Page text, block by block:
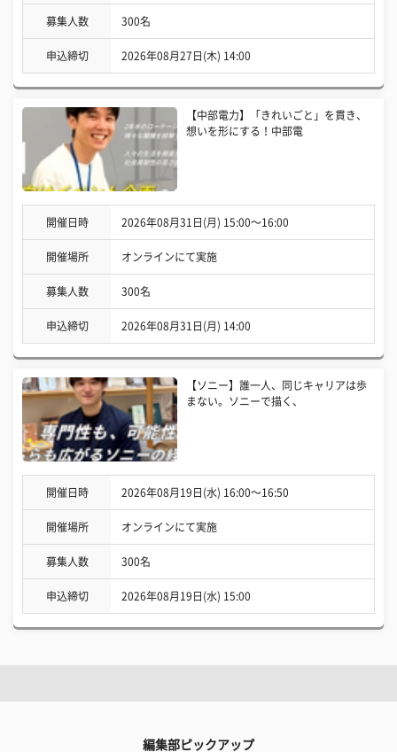
募集人数 300名
申込締切 2026年08月27日(木) 14:00
【中部電力】「きれいごと」を貫き、
想いを形にする！中部電
開催日時 2026年08月31日(月) 15:00〜16:00
開催場所 オンラインにて実施
募集人数 300名
申込締切 2026年08月31日(月) 14:00
【ソニー】誰一人、同じキャリアは歩
まない。ソニーで描く、
開催日時 2026年08月19日(水) 16:00〜16:50
開催場所 オンラインにて実施
募集人数 300名
申込締切 2026年08月19日(水) 15:00
編集部ピックアップ